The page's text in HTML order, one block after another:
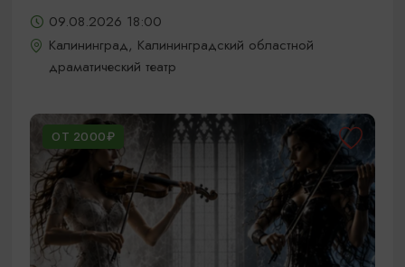
09.08.2026 18:00
Калининград, Калининградский областной
драматический театр
ОТ 2000₽